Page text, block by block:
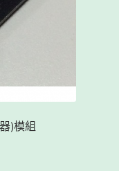
)模組